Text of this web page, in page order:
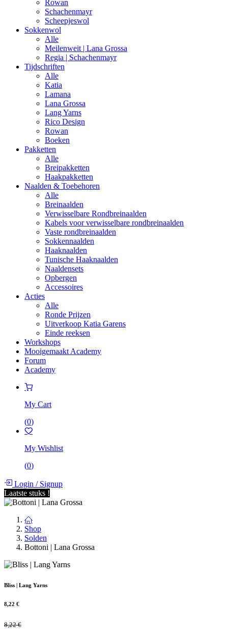
Rowan
Schachenmayr
Scheepjeswol
Sokkenwol
Alle
Meilenweit | Lana Grossa
Regia | Schachenmayr
Tijdschriften
Alle
Katia
Lamana
Lana Grossa
Lang Yarns
Rico Design
Rowan
Boeken
Pakketten
Alle
Breipakketten
Haakpakketten
Naalden & Toebehoren
Alle
Breinaalden
Verwisselbare Rondbreinaalden
Kabels voor verwisselbare rondbreinaalden
Vaste rondbreinaalden
Sokkennaalden
Haaknaalden
Tunische Haaknaalden
Naaldensets
Opbergen
Accessoires
Acties
Alle
Ronde Prijzen
Uitverkoop Katia Garens
Einde reeksen
Workshops
Mooigemaakt Academy
Forum
Academy
My Cart
(0)
My Wishlist
(0)
Login /Signup
Laatste stuks !
Shop
Solden
Bottoni | Lana Grossa
Bliss | Lang Yarns
8,22 €
8,22€